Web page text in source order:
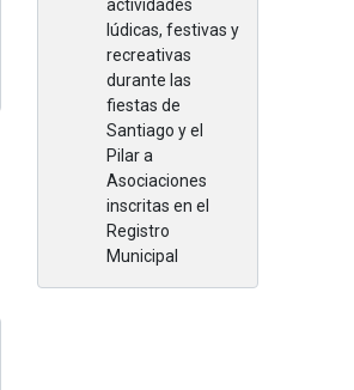
actividades
lúdicas, festivas y
recreativas
durante las
fiestas de
Santiago y el
Pilar a
Asociaciones
inscritas en el
Registro
Municipal